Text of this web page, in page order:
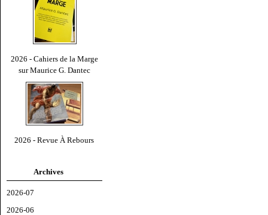
2026 - Cahiers de la Marge
sur Maurice G. Dantec
2026 - Revue À Rebours
Archives
2026-07
2026-06